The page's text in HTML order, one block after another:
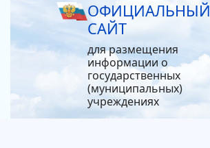
ОФИЦИАЛЬНЫЙ
САЙТ
для размещения
информации о
государственных
(муниципальных)
учреждениях